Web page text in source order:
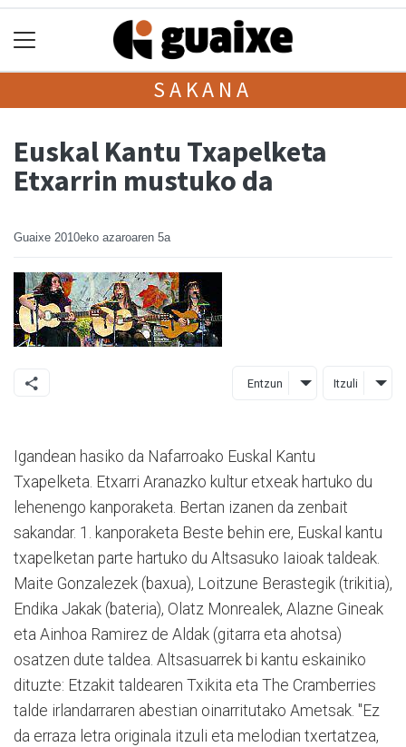
SAKANA
Euskal Kantu Txapelketa
Etxarrin mustuko da
Guaixe 2010eko azaroaren 5a
Entzun Itzuli
Igandean hasiko da Nafarroako Euskal Kantu
Txapelketa. Etxarri Aranazko kultur etxeak hartuko du
lehenengo kanporaketa. Bertan izanen da zenbait
sakandar. 1. kanporaketa Beste behin ere, Euskal kantu
txapelketan parte hartuko du Altsasuko Iaioak taldeak.
Maite Gonzalezek (baxua), Loitzune Berastegik (trikitia),
Endika Jakak (bateria), Olatz Monrealek, Alazne Gineak
eta Ainhoa Ramirez de Aldak (gitarra eta ahotsa)
osatzen dute taldea. Altsasuarrek bi kantu eskainiko
dituzte: Etzakit taldearen Txikita eta The Cramberries
talde irlandarraren abestian oinarritutako Ametsak. "Ez
da erraza letra originala itzuli eta melodian txertatzea,